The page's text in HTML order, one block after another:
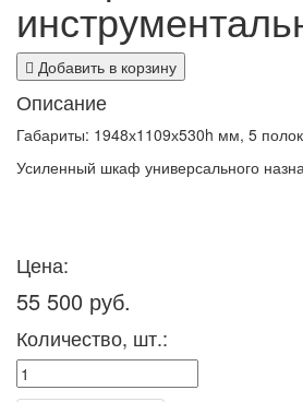
Добавить в корзину
Описание
Габариты: 1948х1109х530h мм, 5 полок
Усиленный шкаф универсального
Цена:
55 500 руб.
Количество, шт.: